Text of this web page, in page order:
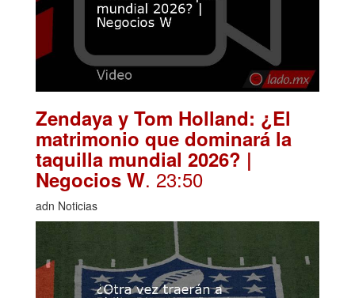
Zendaya y Tom Holland: ¿El
matrimonio que dominará la
taquilla mundial 2026? |
Negocios W. 23:50
adn Noticias